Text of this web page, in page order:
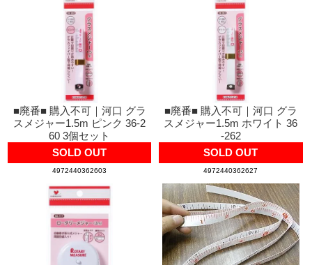
■廃番■ 購入不可｜河口 グラ
スメジャー1.5m ピンク 36-2
60 3個セット
SOLD OUT
4972440362603
■廃番■ 購入不可｜河口 グラ
スメジャー1.5m ホワイト 36
-262
SOLD OUT
4972440362627